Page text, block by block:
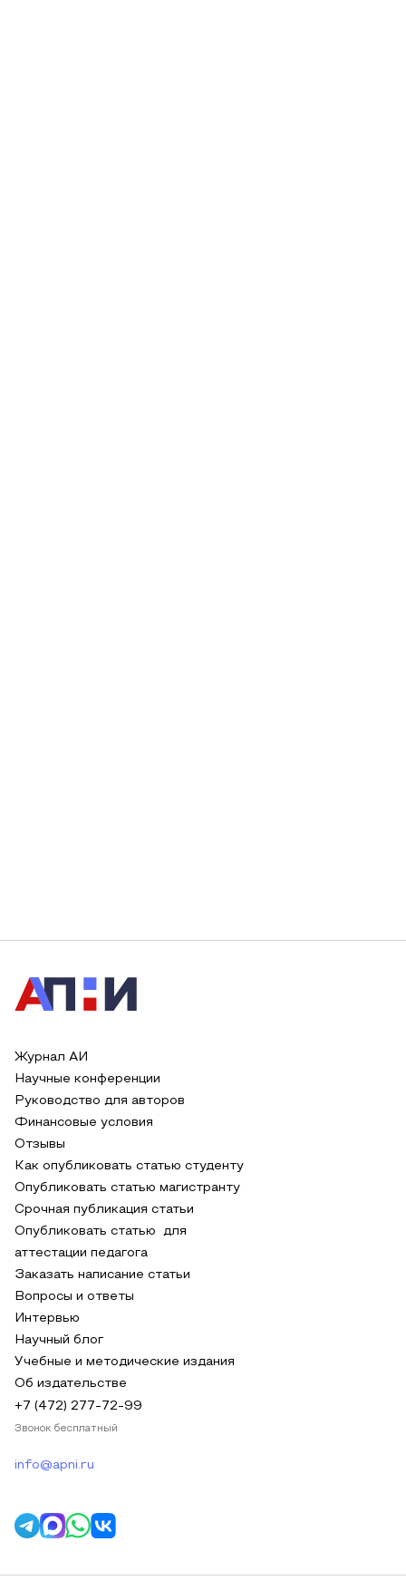
Журнал АИ
Научные конференции
Руководство для авторов
Финансовые условия
Отзывы
Как опубликовать статью студенту
Опубликовать статью магистранту
Срочная публикация статьи
Опубликовать статью для
аттестации педагога
Заказать написание статьи
Вопросы и ответы
Интервью
Научный блог
Учебные и методические издания
Об издательстве
+7 (472) 277-72-99
Звонок бесплатный
info@apni.ru